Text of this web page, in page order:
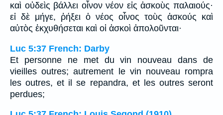
καὶ οὐδεὶς βάλλει οἶνον νέον εἰς ἀσκοὺς παλαιούς·
εἰ δὲ μήγε, ῥήξει ὁ νέος οἶνος τοὺς ἀσκούς καὶ
αὐτὸς ἐκχυθήσεται καὶ οἱ ἀσκοὶ ἀπολοῦνται·
Luc 5:37 French: Darby
Et personne ne met du vin nouveau dans de
vieilles outres; autrement le vin nouveau rompra
les outres, et il se repandra, et les outres seront
perdues;